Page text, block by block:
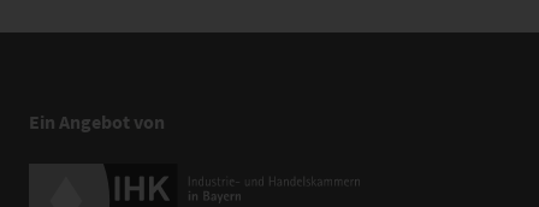
Ein Angebot von